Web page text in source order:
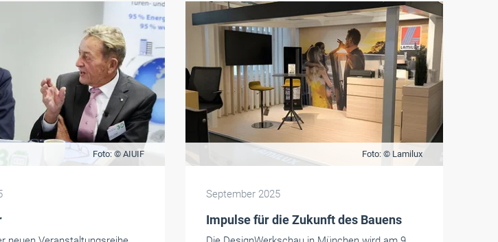
Foto: © AIUIF Foto: © Lamilux
September 2025
Impulse für die Zukunft des Bauens